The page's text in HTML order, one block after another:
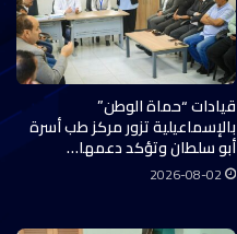
قيادات “حماة الوطن”
بالإسماعيلية تزور مركز طب أسرة
أبو سلطان وتؤكد دعمها…
2026-08-02